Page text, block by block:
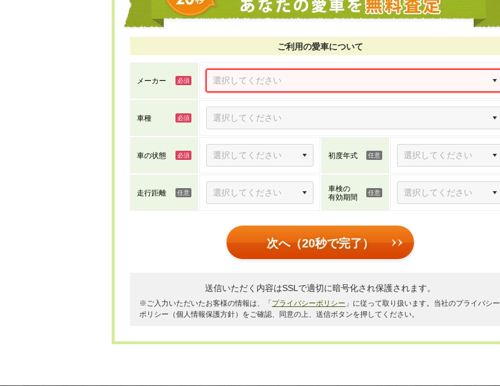
ご利用の愛車について
メーカー
車種
車の状態 初度年式
走行距離
車検の
有効期間
次へ（20秒で完了）
送信いただく内容はSSLで適切に暗号化され保護されます。
※ご入力いただいたお客様の情報は、「 プライバシーポリシー 」に従って取り扱います。当社のプライバシー
ポリシー（個人情報保護方針）をご確認、同意の上、送信ボタンを押してください。